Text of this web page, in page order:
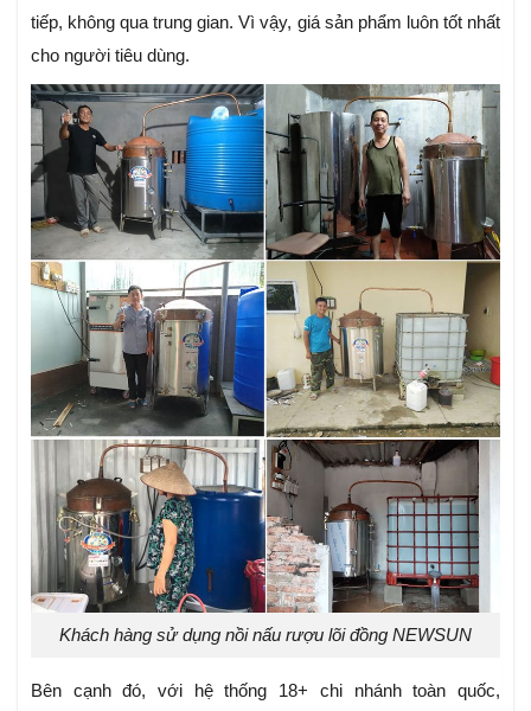
tiếp, không qua trung gian. Vì vậy, giá sản phẩm luôn tốt nhất
cho người tiêu dùng.
Khách hàng sử dụng nồi nấu rượu lõi đồng NEWSUN
Bên cạnh đó, với hệ thống 18+ chi nhánh toàn quốc,